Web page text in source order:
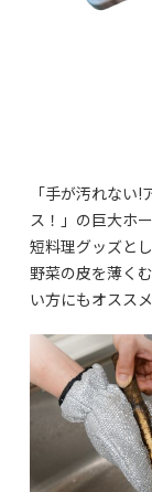
「手が汚れない
ス！」の巨大ホ
短料理グッズと
野菜の皮を薄く
い方にもオスス